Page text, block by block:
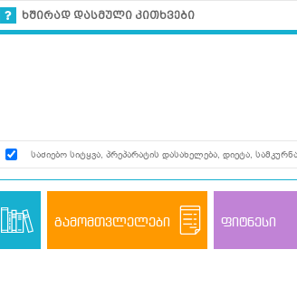
ხშირად დასმული კითხვები
გამომთვლელები ფიტნესი